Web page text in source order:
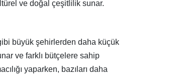
ve doğal çeşitlilik sunar.
büyük şehirlerden daha küçük
ve farklı bütçelere sahip
yaparken, bazıları daha